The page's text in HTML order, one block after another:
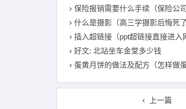
保险报销需要什么手续（保险公
什么是摄影（高三学摄影后悔死了
插入超链接（ppt超链接直接进入
好文: 北站坐车金堂多少钱
蛋黄月饼的做法及配方（怎样做
上一篇